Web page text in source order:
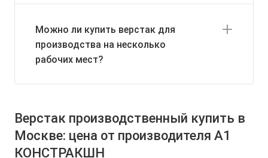
Можно ли купить верстак для
производства на несколько
рабочих мест?
Верстак производственный купить в
Москве: цена от производителя А1
КОНСТРАКШН